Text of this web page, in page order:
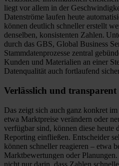
liegt vor allem in der
Datenströme laufen heute
können deutlich schneller erstellt
denselben, konsistenten Zahlen.
durch das GBS, Global Business
Stammdatenprozesse zentral
Kunden und Materialien an einer
Datenqualität auch fortlaufend
Verlässlich und transparent
Das zeigt sich auch ganz konkret
etwa Marktpreise verändern oder
verfügbar sind, können diese heute
Reporting einfließen. Entscheider
können schneller reagieren – etwa
Marktbewertungen oder
nicht nur darin, dass Zahlen